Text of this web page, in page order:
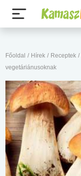
Főoldal / Hírek / Receptek /
vegetáriánusoknak